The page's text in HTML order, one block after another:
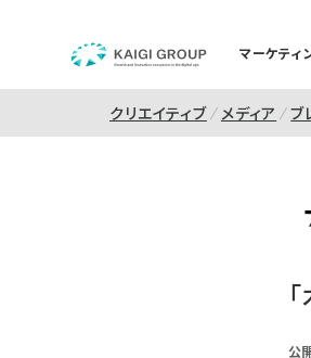
マーケティ
クリエイティブ メディア ブ
公